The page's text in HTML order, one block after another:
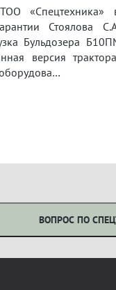
«Спецтехника»
Стоялова
Бульдозера
версия
ВОПРОС ПО